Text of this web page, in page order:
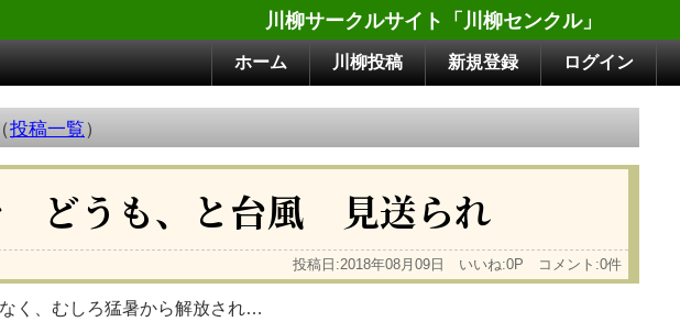
川柳サークルサイト「川柳センクル」
ホーム 川柳投稿 新規登録 ログイン
投稿一覧）
どうも、と台風 見送られ
投稿日:2018年08月09日 いいね:0P コメント:0件
く、むしろ猛暑から解放され…